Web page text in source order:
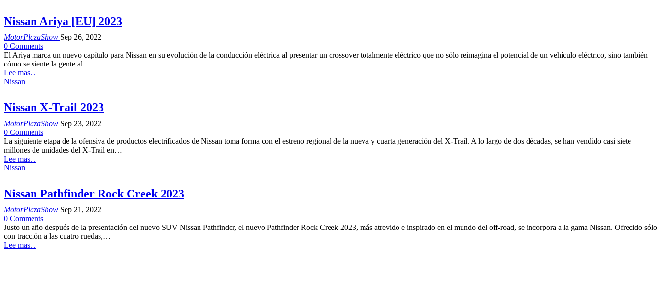
Nissan Ariya [EU] 2023
MotorPlazaShow Sep 26, 2022
0 Comments
El Ariya marca un nuevo capítulo para Nissan en su evolución de la conducción eléctrica al presentar un crossover totalmente eléctrico que no sólo reimagina el potencial de un vehículo eléctrico, sino también
cómo se siente la gente al…
Lee mas...
Nissan
Nissan X-Trail 2023
MotorPlazaShow Sep 23, 2022
0 Comments
La siguiente etapa de la ofensiva de productos electrificados de Nissan toma forma con el estreno regional de la nueva y cuarta generación del X-Trail. A lo largo de dos décadas, se han vendido casi siete
millones de unidades del X-Trail en…
Lee mas...
Nissan
Nissan Pathfinder Rock Creek 2023
MotorPlazaShow Sep 21, 2022
0 Comments
Justo un año después de la presentación del nuevo SUV Nissan Pathfinder, el nuevo Pathfinder Rock Creek 2023, más atrevido e inspirado en el mundo del off-road, se incorpora a la gama Nissan. Ofrecido sólo
con tracción a las cuatro ruedas,…
Lee mas...